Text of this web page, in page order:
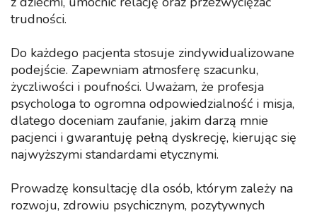
trudności.
Do każdego pacjenta stosuje zindywidualizowane
podejście. Zapewniam atmosferę szacunku,
życzliwości i poufności. Uważam, że profesja
psychologa to ogromna odpowiedzialność i misja,
dlatego doceniam zaufanie, jakim darzą mnie
pacjenci i gwarantuję pełną dyskrecję, kierując się
najwyższymi standardami etycznymi.
Prowadzę konsultację dla osób, którym zależy na
rozwoju, zdrowiu psychicznym, pozytywnych